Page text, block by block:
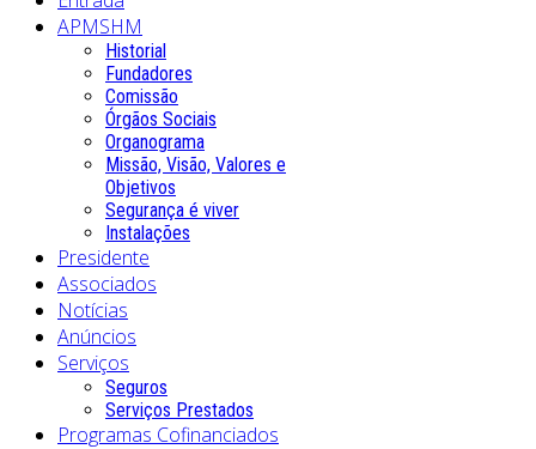
APMSHM
Historial
Fundadores
Comissão
Órgãos Sociais
Organograma
Missão, Visão, Valores e
Objetivos
Segurança é viver
Instalações
Presidente
Associados
Notícias
Anúncios
Serviços
Seguros
Serviços Prestados
Programas Cofinanciados